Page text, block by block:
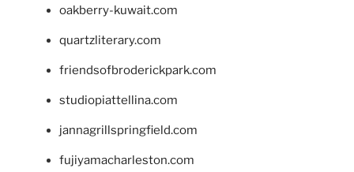
oakberry-kuwait.com
quartzliterary.com
friendsofbroderickpark.com
studiopiattellina.com
jannagrillspringfield.com
fujiyamacharleston.com